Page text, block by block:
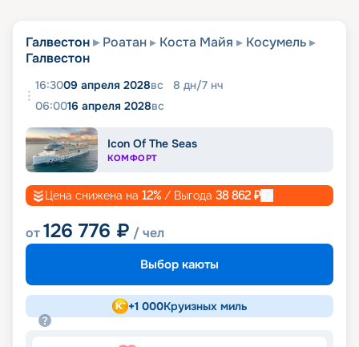
Галвестон Роатан Коста Майя
Косумель
Галвестон
16:3009 апреля 2028вс 8 дн/7 нч
06:0016 апреля 2028вс
Icon Of The Seas
КОМФОРТ
Цена снижена на 12% / Выгода 38 862 ₽
от126 776 ₽ / чел
Выбор каюты
+1 000Круизных миль